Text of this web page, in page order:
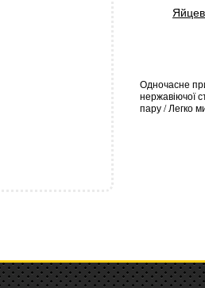
Одночасне
нержавіючої
пару / Легко